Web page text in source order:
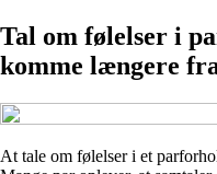
Tal om følelser i
komme længere
At tale om følelser i et